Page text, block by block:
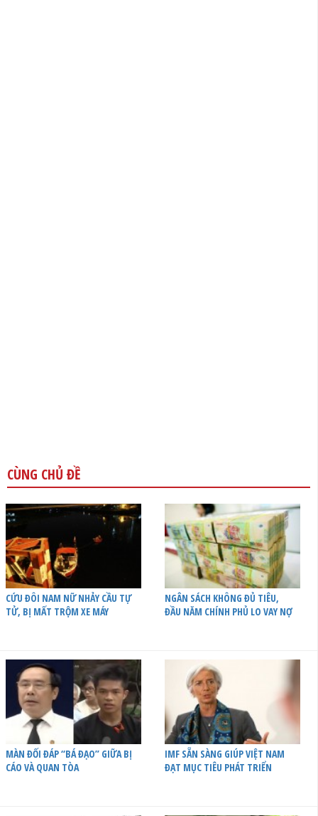
CÙNG CHỦ ĐỀ
CỨU ĐÔI NAM NỮ NHẢY CẦU TỰ
TỬ, BỊ MẤT TRỘM XE MÁY
NGÂN SÁCH KHÔNG ĐỦ TIÊU,
ĐẦU NĂM CHÍNH PHỦ LO VAY NỢ
MÀN ĐỐI ĐÁP “BÁ ĐẠO” GIỮA BỊ
CÁO VÀ QUAN TÒA
IMF SẴN SÀNG GIÚP VIỆT NAM
ĐẠT MỤC TIÊU PHÁT TRIỂN